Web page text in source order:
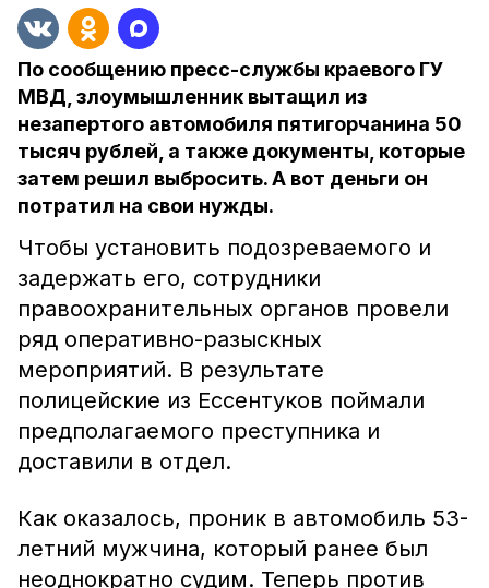
По сообщению пресс-службы краевого ГУ
МВД, злоумышленник вытащил из
незапертого автомобиля пятигорчанина 50
тысяч рублей, а также документы, которые
затем решил выбросить. А вот деньги он
потратил на свои нужды.
Чтобы установить подозреваемого и
задержать его, сотрудники
правоохранительных органов провели
ряд оперативно-разыскных
мероприятий. В результате
полицейские из Ессентуков поймали
предполагаемого преступника и
доставили в отдел.
Как оказалось, проник в автомобиль 53-
летний мужчина, который ранее был
неоднократно судим. Теперь против